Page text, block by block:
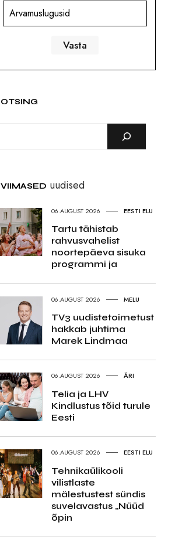
Arvamuslugusid
OTSING
VIIMASED uudised
06.AUGUST 2026 EESTI ELU
Tartu tähistab
rahvusvahelist
noortepäeva sisuka
programmi ja
06.AUGUST 2026 MELU
TV3 uudistetoimetust
hakkab juhtima
Marek Lindmaa
06.AUGUST 2026 ÄRI
Telia ja LHV
Kindlustus tõid turule
Eesti
06.AUGUST 2026 EESTI ELU
Tehnikaülikooli
vilistlaste
mälestustest sündis
suvelavastus „Nüüd
õpin